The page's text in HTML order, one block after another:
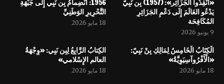
«أَنْقِذُوا الجَزَائِر»: (1957) بِن نَبِيّ
يَدْعُو العَالَمَ إِلَى دَعْمِ الجَزَائِرِ
المُكَافِحَة
9 يونيو 2026
1956: انْضِمامُ بِن نَبِي إِلى جَبْهَةِ
التَّحْرِيرِ الوَطَنِيِّ
18 مايو 2026
الْكِتَابُ الْخَامِسُ لِمَالِكِ بِنْ نَبِيّ:
«الْأَفْرُوآسِيَوِيَّةُ»
18 مايو 2026
الكِتابُ الرَّابِعُ لِبِن نَبِي: «وِجْهَةُ
العالم الإِسْلامي»
18 مايو 2026